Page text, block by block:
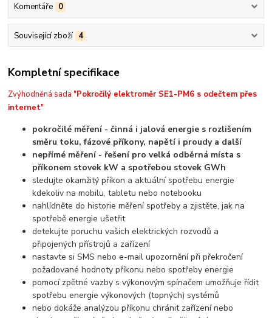
Komentáře 0
Související zboží 4
Kompletní specifikace
Zvýhodněná sada "Pokročilý elektroměr SE1-PM6 s odečtem přes
internet"
pokročilé měření - činná i jalová energie s rozlišením
směru toku, fázové příkony, napětí i proudy a další
nepřímé měření - řešení pro velká odběrná místa s
příkonem stovek kW a spotřebou stovek GWh
sledujte okamžitý příkon a aktuální spotřebu energie
kdekoliv na mobilu, tabletu nebo notebooku
nahlídněte do historie měření spotřeby a zjistěte, jak na
spotřebě energie ušetřit
detekujte poruchu vašich elektrických rozvodů a
připojených přístrojů a zařízení
nastavte si SMS nebo e-mail upozornění při překročení
požadované hodnoty příkonu nebo spotřeby energie
pomocí zpětné vazby s výkonovým spínačem umožňuje řídit
spotřebu energie výkonových (topných) systémů
nebo dokáže analýzou příkonu chránit zařízení nebo